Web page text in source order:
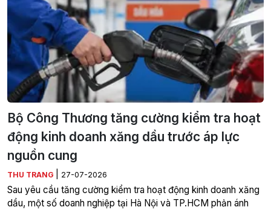
Bộ Công Thương tăng cường kiểm tra hoạt
động kinh doanh xăng dầu trước áp lực
nguồn cung
THU TRANG 27-07-2026
Sau yêu cầu tăng cường kiểm tra hoạt động kinh doanh xăng
dầu, một số doanh nghiệp tại Hà Nội và TP.HCM phản ánh